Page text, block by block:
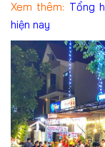
Xem thêm: Tổng
hiện nay